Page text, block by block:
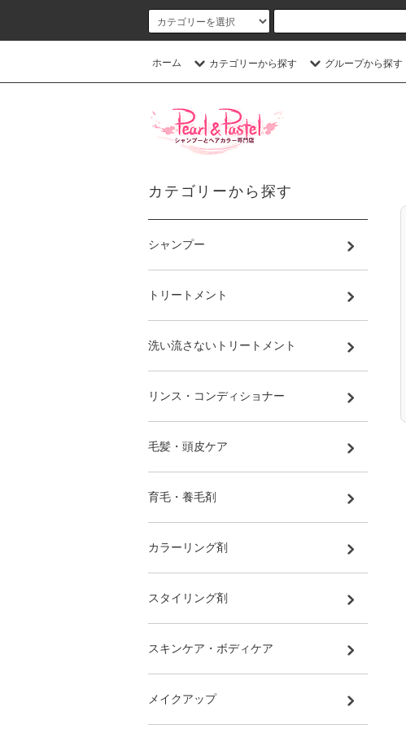
ホーム カテゴリーから探す グループから探す
カテゴリーから探す
シャンプー
トリートメント
洗い流さないトリートメント
リンス・コンディショナー
毛髪・頭皮ケア
育毛・養毛剤
カラーリング剤
スタイリング剤
スキンケア・ボディケア
メイクアップ